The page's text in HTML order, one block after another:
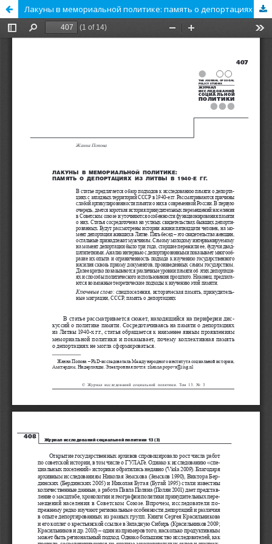
Лакуны в мемориальной политике: память о депортациях из Литвы в 1940-е гг.